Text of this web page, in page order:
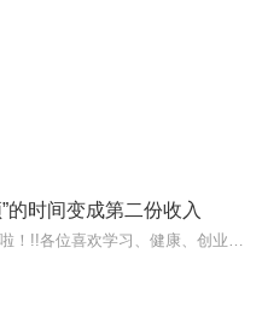
的时间变成第二份收入